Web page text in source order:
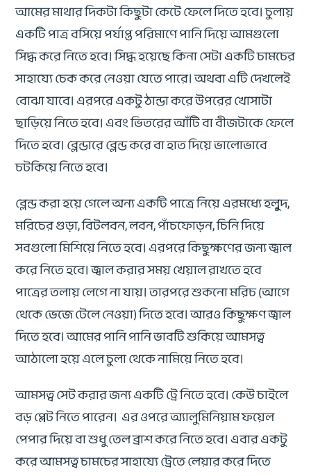
আমের মাথার দিকটা কিছুটা কেটে ফেলে দিতে হবে। চুলায়
একটি পাত্র বসিয়ে পর্যাপ্ত পরিমাণে পানি দিয়ে আমগুলো
সিদ্ধ করে নিতে হবে। সিদ্ধ হয়েছে কিনা সেটা একটি চামচের
সাহায্যে চেক করে নেওয়া যেতে পারে। অথবা এটি দেখলেই
বোঝা যাবে। এরপরে একটু ঠান্ডা করে উপরের খোসাটা
ছাড়িয়ে নিতে হবে। এবং ভিতরের আঁটি বা বীজটাকে ফেলে
দিতে হবে। ব্লেন্ডারে ব্লেন্ড করে বা হাত দিয়ে ভালোভাবে
চটকিয়ে নিতে হবে।
ব্লেন্ড করা হয়ে গেলে অন্য একটি পাত্রে নিয়ে এরমধ্যে হলুৃদ,
মরিচের গুড়া, বিটলবন, লবন, পাঁচফোড়ন, চিনি দিয়ে
সবগুলো মিশিয়ে নিতে হবে। এরপরে কিছুক্ষণের জন্য জ্বাল
করে নিতে হবে। জ্বাল করার সময় খেয়াল রাখতে হবে
পাত্রের তলায় লেগে না যায়। তারপরে শুকনো মরিচ (আগে
থেকে ভেজে টেলে নেওয়া) দিতে হবে। আরও কিছুক্ষণ জ্বাল
দিতে হবে। আমের পানি পানি ভাবটি শুকিয়ে আমসত্ব
আঠালো হয়ে এলে চুলা থেকে নামিয়ে নিতে হবে।
আমসত্ব সেট করার জন্য একটি ট্রে নিতে হবে। কেউ চাইলে
বড় প্লেট নিতে পারেন। এর ওপরে অ্যালুমিনিয়াম ফয়েল
পেপার দিয়ে বা শুধু তেল ব্রাশ করে নিতে হবে। এবার একটু
করে আমসত্ব চামচের সাহায্যে ট্রেতে লেয়ার করে দিতে